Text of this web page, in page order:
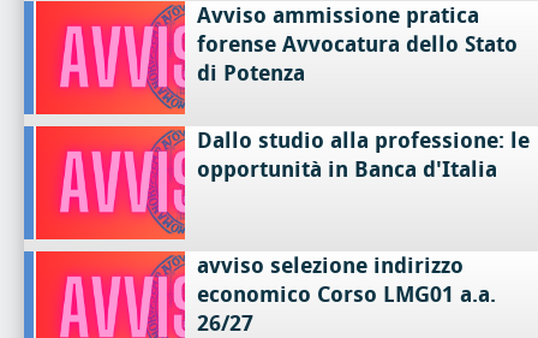
Avviso ammissione pratica
forense Avvocatura dello Stato
di Potenza
Dallo studio alla professione: le
opportunità in Banca d'Italia
avviso selezione indirizzo
economico Corso LMG01 a.a.
26/27